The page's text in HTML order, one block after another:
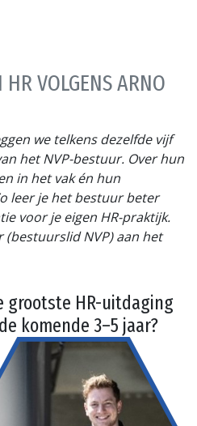
HR VOLGENS ARNO
we telkens dezelfde vijf
het NVP-bestuur. Over hun
in het vak én hun
leer je het bestuur beter
voor je eigen HR-praktijk.
NVP) aan het
grootste HR-uitdaging
komende 3–5 jaar?